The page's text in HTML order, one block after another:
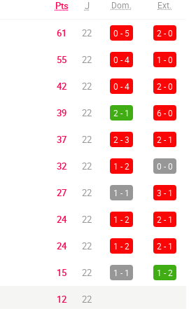
Pts J Dom. Ext.
61 22 0 - 5 2 - 0
55 22 0 - 4 1 - 0
42 22 0 - 4 2 - 0
39 22 2 - 1 6 - 0
37 22 2 - 3 2 - 1
32 22 1 - 2 0 - 0
27 22 1 - 1 3 - 1
24 22 1 - 2 2 - 1
24 22 1 - 2 2 - 1
15 22 1 - 1 1 - 2
12 22